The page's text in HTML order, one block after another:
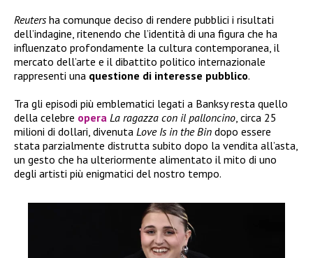
Reutersha comunque deciso di rendere pubblici i risultati
dell’indagine, ritenendo che l’identità di una figura che ha
influenzato profondamente la cultura contemporanea, il
mercato dell’arte e il dibattito politico internazionale
rappresenti una questione di interesse pubblico.
Tra gli episodi più emblematici legati a Banksy resta quello
della celebre opera La ragazza con il palloncino, circa 25
milioni di dollari, divenuta Love Is in the Bin dopo essere
stata parzialmente distrutta subito dopo la vendita all’asta,
un gesto che ha ulteriormente alimentato il mito di uno
degli artisti più enigmatici del nostro tempo.